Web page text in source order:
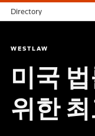
Directory
WESTLAW
미국
위한